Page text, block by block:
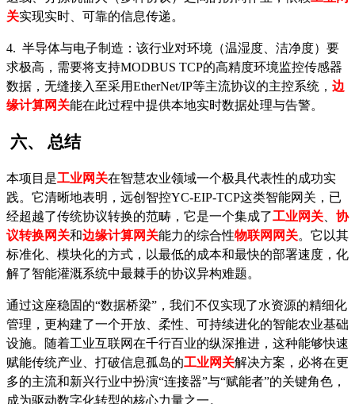
关实现实时、可靠的信息传递。
4. 半导体与电子制造：该行业对环境（温湿度、洁净度）要
求极高，需要将支持MODBUS TCP的高精度环境监控传感器
数据，无缝接入至采用EtherNet/IP等主流协议的主控系统， 边
缘计算网关能在此过程中提供本地实时数据处理与告警。
六、 总结
本项目是工业网关在智慧农业领域一个极具代表性的成功实
践。它清晰地表明，远创智控YC-EIP-TCP这类智能网关，已
经超越了传统协议转换的范畴，它是一个集成了工业网关
协
议转换网关和边缘计算网关能力的综合性物联网网关。它以其
标准化、模块化的方式，以最低的成本和最快的部署速度，化
解了智能灌溉系统中最棘手的协议异构难题。
通过这座稳固的“数据桥梁”，我们不仅实现了水资源的精细化
管理，更构建了一个开放、柔性、可持续进化的智能农业基础
设施。随着工业互联网在千行百业的纵深推进，这种能够快速
赋能传统产业、打破信息孤岛的工业网关解决方案，必将在更
多的主流和新兴行业中扮演“连接器”与“赋能者”的关键角色，
成为驱动数字化转型的核心力量之一。